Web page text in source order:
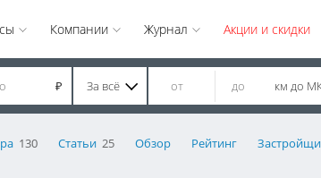
Компании Журнал Акции и скидки
₽ За всё км до
130 Статьи 25 Обзор Рейтинг